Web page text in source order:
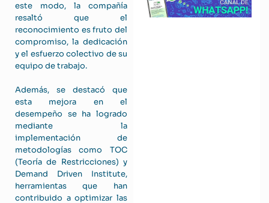
este modo, la compañía
resaltó que el
reconocimiento es fruto del
compromiso, la dedicación
y el esfuerzo colectivo de su
equipo de trabajo.
Además, se destacó que
esta mejora en el
desempeño se ha logrado
mediante la
implementación de
metodologías como TOC
(Teoría de Restricciones) y
Demand Driven Institute,
herramientas que han
contribuido a optimizar las